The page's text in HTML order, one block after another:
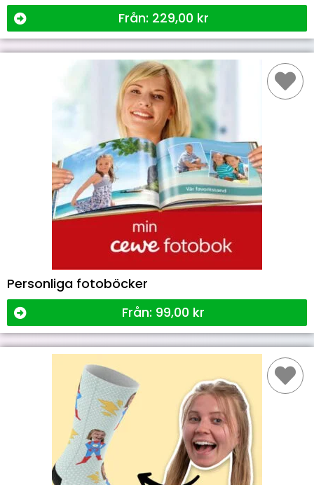
Från: 229,00 kr
Personliga fotoböcker
Från: 99,00 kr